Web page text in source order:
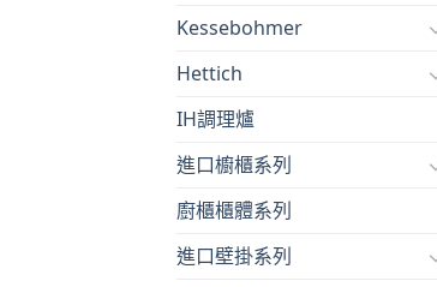
Kessebohmer
Hettich
IH調理爐
進口櫥櫃系列
廚櫃櫃體系列
進口壁掛系列